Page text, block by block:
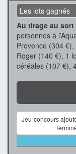
Les lots gagnés
Au tirage au sort
personnes à
Provence (304
Roger (140 €), 1
céréales (107 €),
Jeu-concours